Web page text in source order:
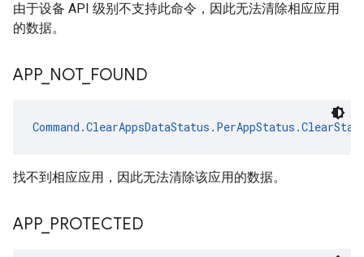
由于设备 API 级别不支持此命令，因此无法清除相应应用
的数据。
APP_ NOT_ FOUND
找不到相应应用，因此无法清除该应用的数据。
APP_ PROTECTED